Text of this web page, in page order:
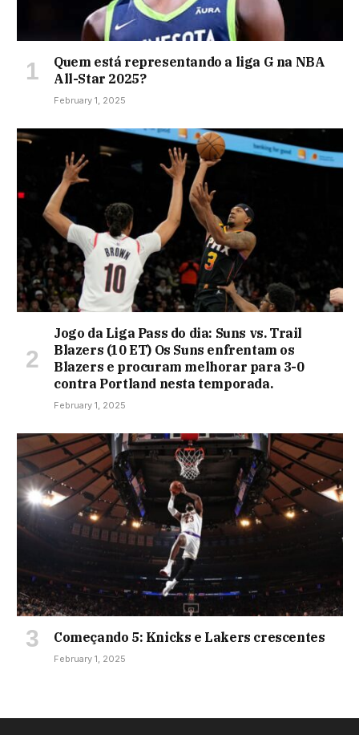
Quem está representando a liga G na NBA
All-Star 2025?
February 1, 2025
Jogo da Liga Pass do dia: Suns vs. Trail
Blazers (10 ET) Os Suns enfrentam os
Blazers e procuram melhorar para 3-0
contra Portland nesta temporada.
February 1, 2025
Começando 5: Knicks e Lakers crescentes
February 1, 2025